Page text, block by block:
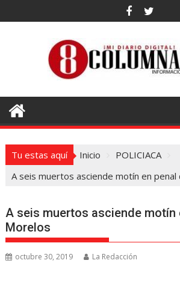
al
Tu estas aquí Inicio
POLICIACA
A seis muertos asciende motín en
A seis muertos asciende motín
Morelos
octubre 30, 2019 La Redacción